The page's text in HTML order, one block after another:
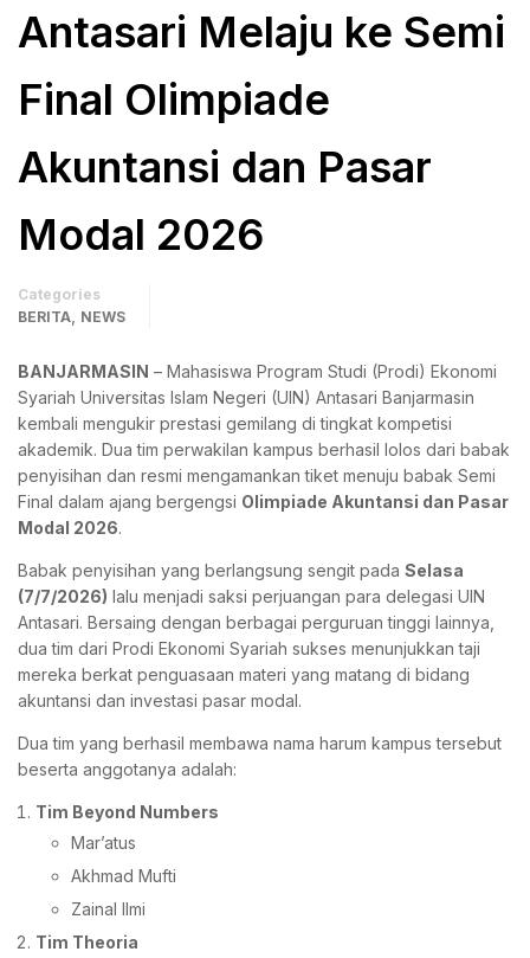
Antasari Melaju ke Semi
Final Olimpiade
Akuntansi dan Pasar
Modal 2026
Categories
BERITA NEWS
BANJARMASIN – Mahasiswa Program Studi (Prodi) Ekonomi
Syariah Universitas Islam Negeri (UIN) Antasari Banjarmasin
kembali mengukir prestasi gemilang di tingkat kompetisi
akademik. Dua tim perwakilan kampus berhasil lolos dari babak
penyisihan dan resmi mengamankan tiket menuju babak Semi
Final dalam ajang bergengsi Olimpiade Akuntansi dan Pasar
Modal 2026.
Babak penyisihan yang berlangsung sengit pada Selasa
(7/7/2026) lalu menjadi saksi perjuangan para delegasi UIN
Antasari. Bersaing dengan berbagai perguruan tinggi lainnya,
dua tim dari Prodi Ekonomi Syariah sukses menunjukkan taji
mereka berkat penguasaan materi yang matang di bidang
akuntansi dan investasi pasar modal.
Dua tim yang berhasil membawa nama harum kampus tersebut
beserta anggotanya adalah:
Tim Beyond Numbers
Mar’atus
Akhmad Mufti
Zainal Ilmi
Tim Theoria